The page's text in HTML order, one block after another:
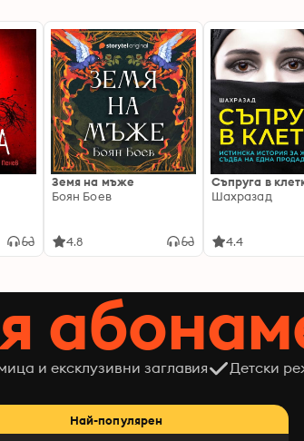
Земя на мъже
Боян Боев
4.8
Съпруга в
Шахразад
4.4
и ексклузивни заглавия Детски
Най-популярен